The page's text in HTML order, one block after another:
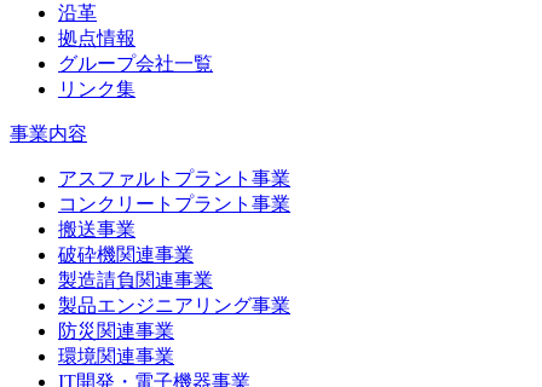
沿革
拠点情報
グループ会社一覧
リンク集
事業内容
アスファルトプラント事業
コンクリートプラント事業
搬送事業
破砕機関連事業
製造請負関連事業
製品エンジニアリング事業
防災関連事業
環境関連事業
IT開発・電子機器事業